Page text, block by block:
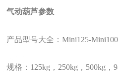
气动葫芦参数
产品型号大全：Mini125-
规格：125kg，250kg，500kg，